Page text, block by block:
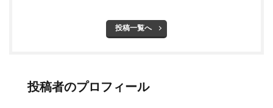
投稿一覧へ
投稿者のプロフィール